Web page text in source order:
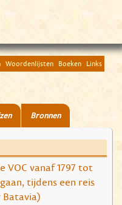
Woordenlijsten Boeken Links
Bronnen
VOC vanaf 1797 tot
tijdens een reis
Batavia)